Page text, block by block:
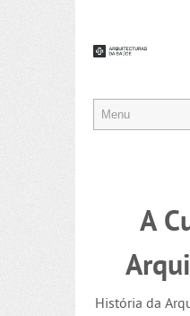
A
História da